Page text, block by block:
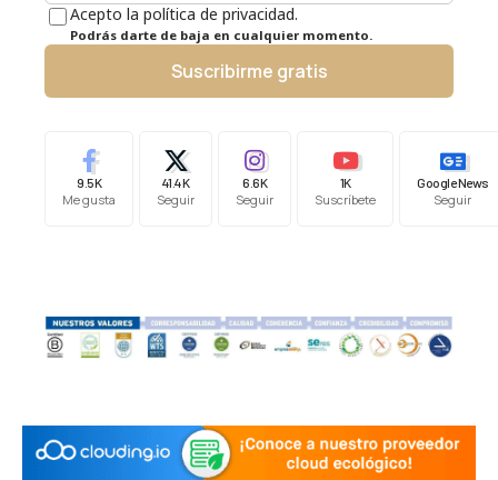
Acepto la política de privacidad.
Podrás darte de baja en cualquier momento.
Suscribirme gratis
9.5K
Me gusta
41.4K
Seguir
6.6K
Seguir
1K
Suscríbete
Google News
Seguir